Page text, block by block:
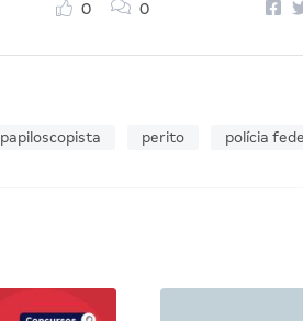
0 0
papiloscopista perito
polícia